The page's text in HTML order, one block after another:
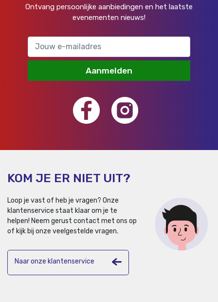
Ontvang persoonlijke aanbiedingen en het laatste
evenementen nieuws!
Aanmelden
KOM JE ER NIET UIT?
Loop je vast of heb je vragen? Onze
klantenservice staat klaar om je te
helpen! Neem gerust contact met ons op
of kijk bij onze veelgestelde vragen.
Naar onze klantenservice